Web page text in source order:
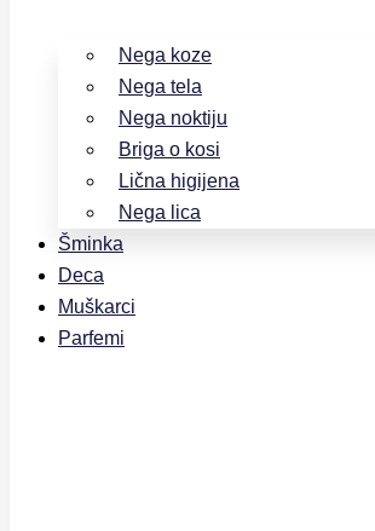
Nega koze
Nega tela
Nega noktiju
Briga o kosi
Lična higijena
Nega lica
Šminka
Deca
Muškarci
Parfemi